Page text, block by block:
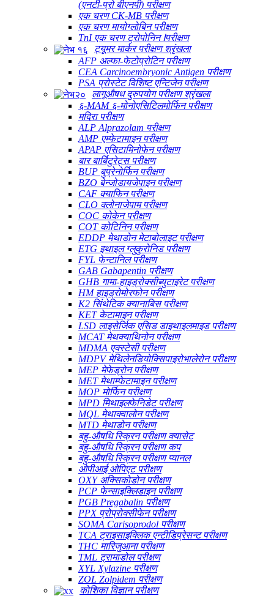
(एनटी-प्रो बीएनपी) परीक्षण
एक चरण CK-MB परीक्षण
एक चरण मायोग्लोबिन परीक्षण
TnI एक चरण ट्रोपोनिन Ⅰपरीक्षण
ट्यूमर मार्कर परीक्षण श्रृंखला
AFP अल्फा-फेटोप्रोटिन परीक्षण
CEA Carcinoembryonic Antigen परीक्षण
PSA प्रोस्टेट विशिष्ट एन्टिजेन परीक्षण
लागूऔषध दुरुपयोग परीक्षण श्रृंखला
६-MAM ६-मोनोएसिटिलमोर्फिन परीक्षण
मदिरा परीक्षण
ALP Alprazolam परीक्षण
AMP एम्फेटामाइन परीक्षण
APAP एसिटामिनोफेन परीक्षण
बार बार्बिटुरेट्स परीक्षण
BUP बुप्रेनोर्फिन परीक्षण
BZO बेन्जोडायजेपाइन परीक्षण
CAF क्याफिन परीक्षण
CLO क्लोनाजेपाम परीक्षण
COC कोकेन परीक्षण
COT कोटिनिन परीक्षण
EDDP मेथाडोन मेटाबोलाइट परीक्षण
ETG इथाइल ग्लुकुरोनिड परीक्षण
FYL फेन्टानिल परीक्षण
GAB Gabapentin परीक्षण
GHB गामा-हाइड्रोक्सीब्युटाइरेट परीक्षण
HM हाइड्रोमोरफोन परीक्षण
K2 सिंथेटिक क्यानाबिस परीक्षण
KET केटामाइन परीक्षण
LSD लाइसेर्जिक एसिड डाइथाइलमाइड परीक्षण
MCAT मेथक्याथिनोन परीक्षण
MDMA एक्स्टेसी परीक्षण
MDPV मेथिलेनडियोक्सिपाइरोभालेरोन परीक्षण
MEP मेफेड्रोन परीक्षण
MET मेथाम्फेटामाइन परीक्षण
MOP मोर्फिन परीक्षण
MPD मिथाइलफेनिडेट परीक्षण
MQL मेथाक्वालोन परीक्षण
MTD मेथाडोन परीक्षण
बहु-औषधि स्क्रिन परीक्षण क्यासेट
बहु-औषधि स्क्रिन परीक्षण कप
बहु-औषधि स्क्रिन परीक्षण प्यानल
ओपीआई ओपिएट परीक्षण
OXY अक्सिकोडोन परीक्षण
PCP फेन्साइक्लिडाइन परीक्षण
PGB Pregabalin परीक्षण
PPX प्रोप्रोक्सीफेन परीक्षण
SOMA Carisoprodol परीक्षण
TCA ट्राइसाइक्लिक एन्टीडिप्रेसन्ट परीक्षण
THC मारिजुआना परीक्षण
TML ट्रामाडोल परीक्षण
XYL Xylazine परीक्षण
ZOL Zolpidem परीक्षण
कोशिका विज्ञान परीक्षण